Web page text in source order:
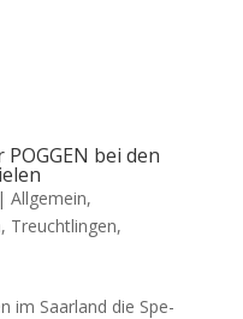
bei den
| Allgemein,
, Treuchtlingen,
im Saar­land die Spe­